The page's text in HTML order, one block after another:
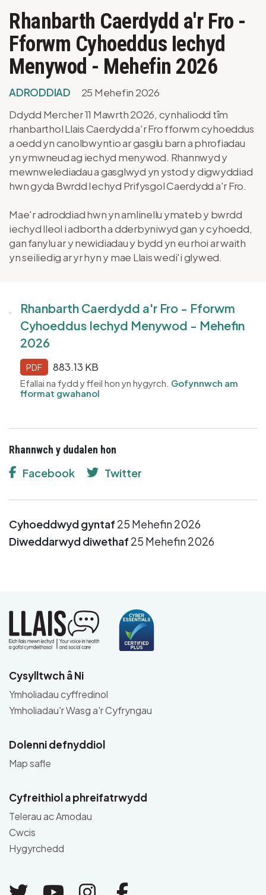
Rhanbarth Caerdydd a'r Fro -
Fforwm Cyhoeddus Iechyd
Menywod - Mehefin 2026
ADRODDIAD
25 Mehefin 2026
Ddydd Mercher 11 Mawrth 2026, cynhaliodd tîm
rhanbarthol Llais Caerdydd a'r Fro fforwm cyhoeddus
a oedd yn canolbwyntio ar gasglu barn a phrofiadau
yn ymwneud ag iechyd menywod. Rhannwyd y
mewnwelediadau a gasglwyd yn ystod y digwyddiad
hwn gyda Bwrdd Iechyd Prifysgol Caerdydd a'r Fro.
Mae'r adroddiad hwn yn amlinellu ymateb y bwrdd
iechyd lleol i adborth a dderbyniwyd gan y cyhoedd,
gan fanylu ar y newidiadau y bydd yn eu rhoi ar waith
yn seiliedig ar yr hyn y mae Llais wedi'i glywed.
Rhanbarth Caerdydd a'r Fro - Fforwm
Cyhoeddus Iechyd Menywod - Mehefin
2026
PDF 883.13 KB
Efallai na fydd y ffeil hon yn hygyrch. Gofynnwch am
fformat gwahanol
Rhannwch y dudalen hon
Facebook Twitter
Cyhoeddwyd gyntaf 25 Mehefin 2026
Diweddarwyd diwethaf 25 Mehefin 2026
Cysylltwch â Ni
Ymholiadau cyffredinol
Ymholiadau'r Wasg a'r Cyfryngau
Dolenni defnyddiol
Map safle
Cyfreithiol a phreifatrwydd
Telerau ac Amodau
Cwcis
Hygyrchedd